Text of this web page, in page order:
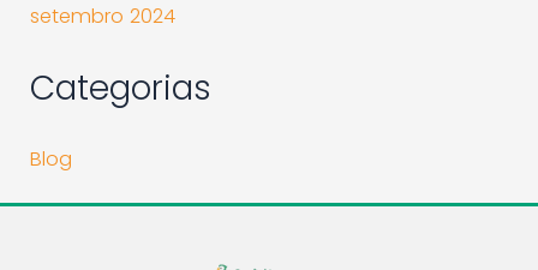
setembro 2024
Categorias
Blog